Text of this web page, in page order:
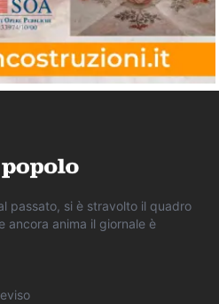
passato, si è stravolto il quadro
ancora anima il giornale è